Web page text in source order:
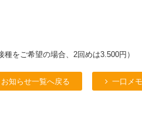
ご希望の場合、2回めは3.500円）
お知らせ一覧へ戻る 一口メ